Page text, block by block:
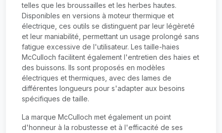
telles que les broussailles et les herbes hautes.
Disponibles en versions à moteur thermique et
électrique, ces outils se distinguent par leur légèreté
et leur maniabilité, permettant un usage prolongé sans
fatigue excessive de l'utilisateur. Les taille-haies
McCulloch facilitent également l'entretien des haies et
des buissons. Ils sont proposés en modèles
électriques et thermiques, avec des lames de
différentes longueurs pour s'adapter aux besoins
spécifiques de taille.
La marque McCulloch met également un point
d'honneur à la robustesse et à l'efficacité de ses